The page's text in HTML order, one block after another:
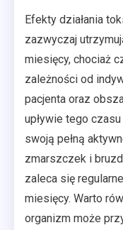
Efekty działania
zazwyczaj
miesięcy, chociaż
zależności od
pacjenta oraz
upływie tego
swoją pełną
zmarszczek i
zaleca się
miesięcy. Warto
organizm może